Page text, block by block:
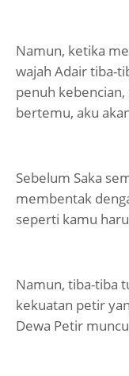
Namun, ketika
wajah Adair tiba-
penuh
bertemu, aku
Sebelum Saka
membentak
seperti kamu
Namun, tiba-tiba
kekuatan petir
Dewa Petir